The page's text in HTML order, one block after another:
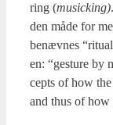
ring (musi­ck­ing)
den måde for
benæv­nes
en: “ges­tu­re by
cepts of how
and thus of how